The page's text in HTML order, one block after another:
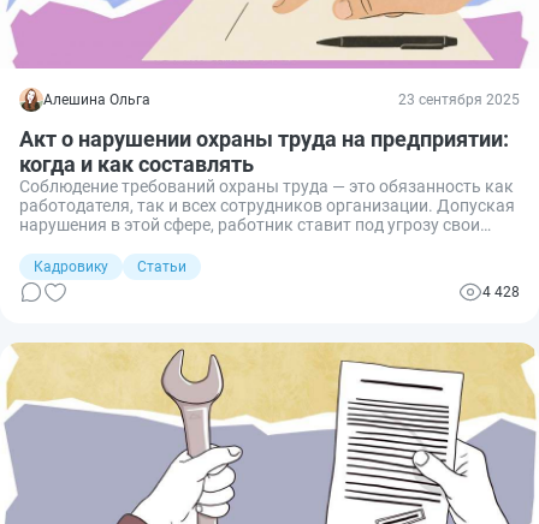
Алешина Ольга 23 сентября 2025
Акт о нарушении охраны труда на предприятии:
когда и как составлять
Соблюдение требований охраны труда — это обязанность как
работодателя, так и всех сотрудников организации. Допуская
нарушения в этой сфере, работник ставит под угрозу свои
коллег, клиентов, сотрудников других служб, присутствующих
на территории предприятия. Когда выявлены такие действия
или бездействие, их необходимо фиксировать в
руководством принимается решение о привлечении виновного
сотрудника к дисциплинарной и иным видам ответственности.
Разберем, в каких случаях и как составить акт о нарушении
требований охраны труда.
Кадровику
Статьи
4 428